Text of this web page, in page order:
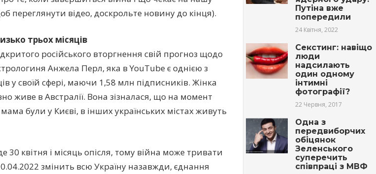
переглянути відео, доскрольте новину до кінця).
трьох місяців
російського вторгнення свій прогноз щодо
Анжела Перл, яка в YouTube є однією з
у своїй сфері, маючи 1,58 млн підписників. Жінка
живе в Австралії. Вона зізналася, що на момент
мама були у Києві, в інших українських містах живуть
30 квітня і місяць опісля, тому війна може тривати
змінить всю Україну назавжди, єднання
Путіна вже
попередили
24 Квітня, 2022
Секстинг: навіщо
люди
надсилають
один одному
інтимні
фотографії?
22 Червня, 2017
Одна з
передвиборчих
обіцянок
Зеленського
суперечить
співпраці з МВФ